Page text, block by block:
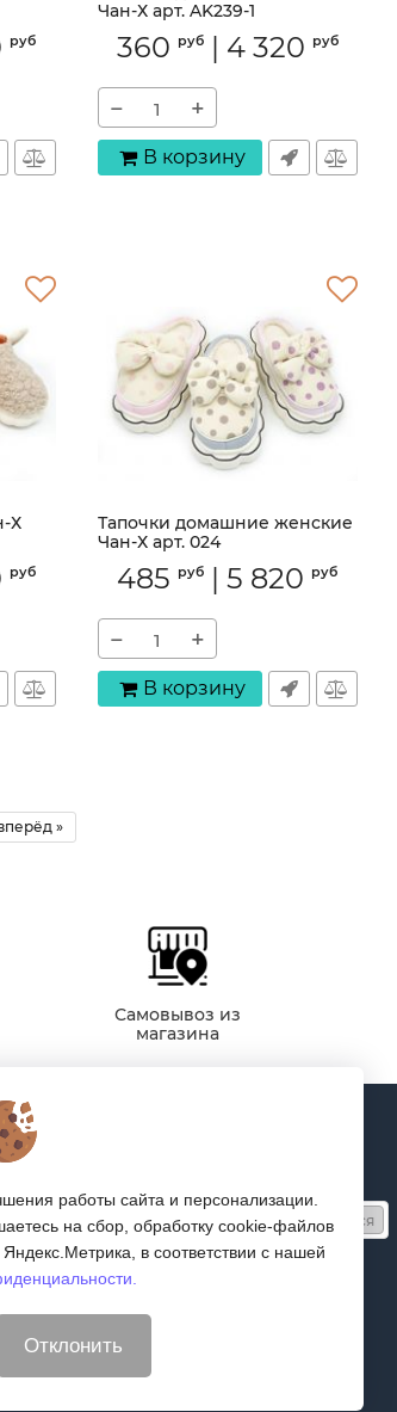
руб
Чан-Х арт. AK239-1
Артикул: AK239-1
360 руб| 4 320 руб
− +
В корзину
Х
руб
Тапочки домашние женские
Чан-Х арт. 024
Артикул: 024
485 руб |5 820 руб
− +
В корзину
»
Самовывоз из
магазина
Подписка
Подписаться
Согласен на обработкуперсональных данных
работы сайта и персонализации.
на сбор, обработку cookie-файлов
в соответствии с нашей
Отклонить